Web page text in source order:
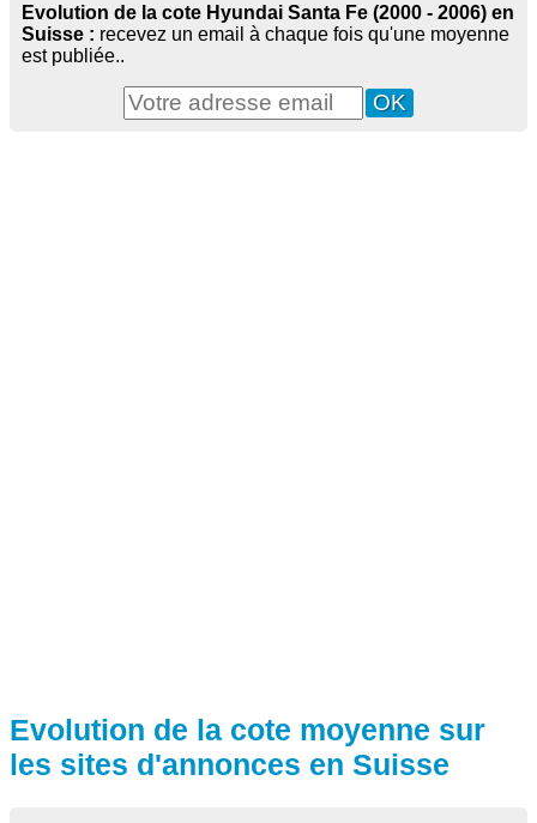
Evolution de la cote Hyundai Santa Fe (2000 - 2006) en
Suisse : recevez un email à chaque fois qu'une moyenne
est publiée..
Evolution de la cote moyenne sur
les sites d'annonces en Suisse